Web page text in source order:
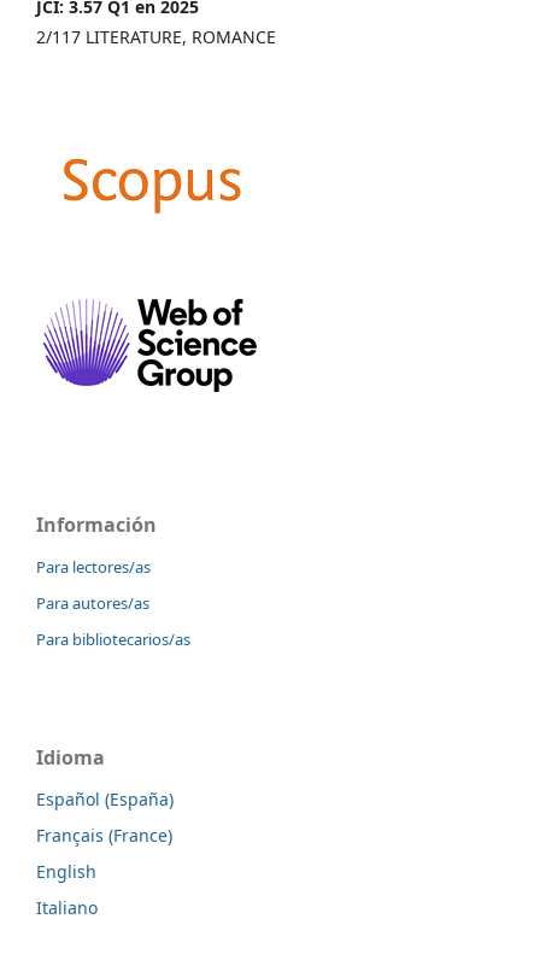
JCI: 3.57 Q1 en 2025
2/117 LITERATURE, ROMANCE
Información
Para lectores/as
Para autores/as
Para bibliotecarios/as
Idioma
Español (España)
Français (France)
English
Italiano